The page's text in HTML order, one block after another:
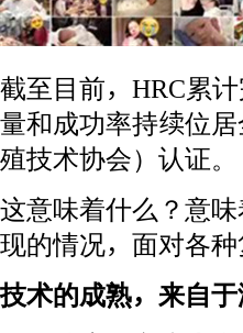
截至目前，HRC累
量和成功率持续位
殖技术协会）认证。
这意味着什么？意
现的情况，面对各
技术的成熟，来自